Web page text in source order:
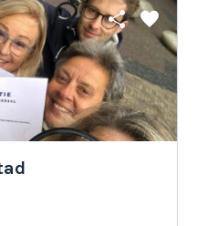
share favorite